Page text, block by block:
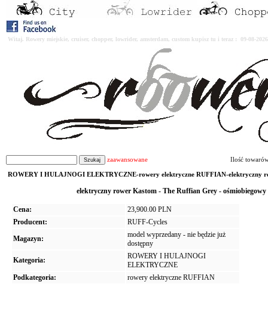
Witaj. Rowery miejskie, cruiser, chopper, lowrider, amsterdam, custom kupisz tu i teraz : 09-08-
zaawansowane Ilość
ROWERY I HULAJNOGI ELEKTRYCZNE-rowery elektryczne RUFFIAN-elektryczny
elektryczny rower Kastom - The Ruffian Grey -
Cena:
23,900.00 PLN
Producent:
RUFF-Cycles
Magazyn:
model wyprzedany - nie będzie już
dostępny
Kategoria:
ROWERY I HULAJNOGI
ELEKTRYCZNE
Podkategoria:
rowery elektryczne RUFFIAN